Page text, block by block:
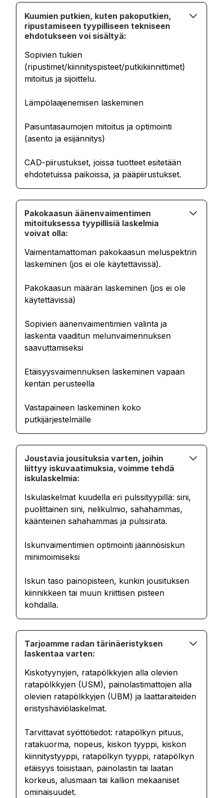
Kuumien putkien, kuten pakoputkien,
ripustamiseen tyypilliseen tekniseen
ehdotukseen voi sisältyä:
Sopivien tukien
(ripustimet/kiinnityspisteet/putkikiinnittimet)
mitoitus ja sijoittelu.
Lämpölaajenemisen laskeminen
Paisuntasaumojen mitoitus ja optimointi
(asento ja esijännitys)
CAD-piirustukset, joissa tuotteet esitetään
ehdotetuissa paikoissa, ja pääpiirustukset.
Pakokaasun äänenvaimentimen
mitoituksessa tyypillisiä laskelmia
voivat olla:
Vaimentamattoman pakokaasun meluspektrin
laskeminen (jos ei ole käytettävissä).
Pakokaasun määrän laskeminen (jos ei ole
käytettävissä)
Sopivien äänenvaimentimien valinta ja
laskenta vaaditun melunvaimennuksen
saavuttamiseksi
Etäisyysvaimennuksen laskeminen vapaan
kentän perusteella
Vastapaineen laskeminen koko
putkijärjestelmälle
Joustavia jousituksia varten, joihin
liittyy iskuvaatimuksia, voimme tehdä
iskulaskelmia:
Iskulaskelmat kuudella eri pulssityypillä: sini,
puolittainen sini, nelikulmio, sahahammas,
käänteinen sahahammas ja pulssirata.
Iskunvaimentimien optimointi jäännösiskun
minimoimiseksi
Iskun taso painopisteen, kunkin jousituksen
kiinnikkeen tai muun kriittisen pisteen
kohdalla.
Tarjoamme radan tärinäeristyksen
laskentaa varten:
Kiskotyynyjen, ratapölkkyjen alla olevien
ratapölkkyjen (USM), painolastimattojen alla
olevien ratapölkkyjen (UBM) ja laattaraiteiden
eristyshäviölaskelmat.
Tarvittavat syöttötiedot: ratapölkyn pituus,
ratakuorma, nopeus, kiskon tyyppi, kiskon
kiinnitystyyppi, ratapölkyn tyyppi, ratapölkyn
etäisyys toisistaan, painolastin tai laatan
korkeus, alusmaan tai kallion mekaaniset
ominaisuudet.